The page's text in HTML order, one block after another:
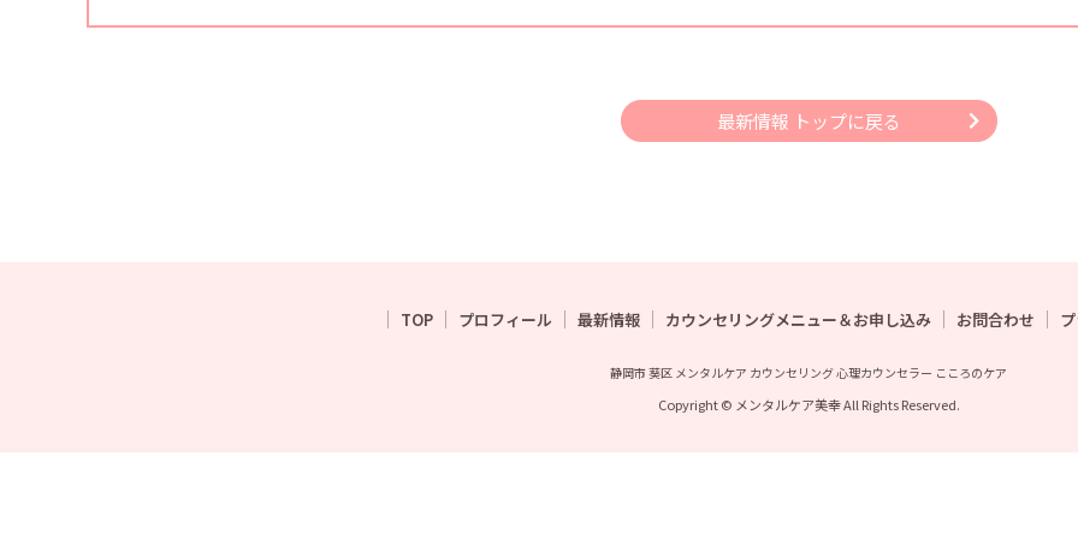
最新情報 トップに戻る
TOP プロフィール 最新情報 カウンセリングメニュー＆お申し込み お問合わせ
静岡市 葵区 メンタルケア カウンセリング 心理カウンセラー こころのケア
Copyright © メンタルケア美幸 All Rights Reserved.